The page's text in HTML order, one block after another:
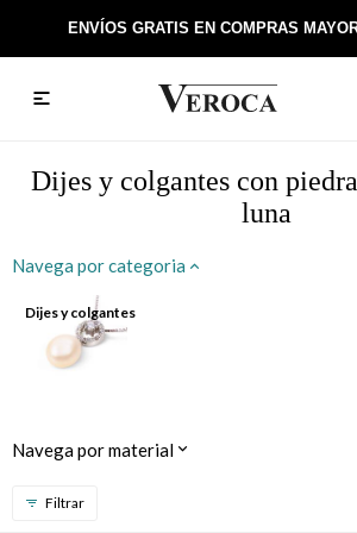
ENVÍOS GRATIS EN COMPRAS

Dijes y colgantes con
luna
Navega por categoria
Dijes y colgantes
Navega por material
Anillos
Rosarios
Colgantes
Alianzas
Llaveros
Día de la Madre
Bautismo
Boda
Confirmación
Sobre Veroca Joyas
Trabaja con nosotros
Contacto
Como comprar on-line
Términos y condiciones